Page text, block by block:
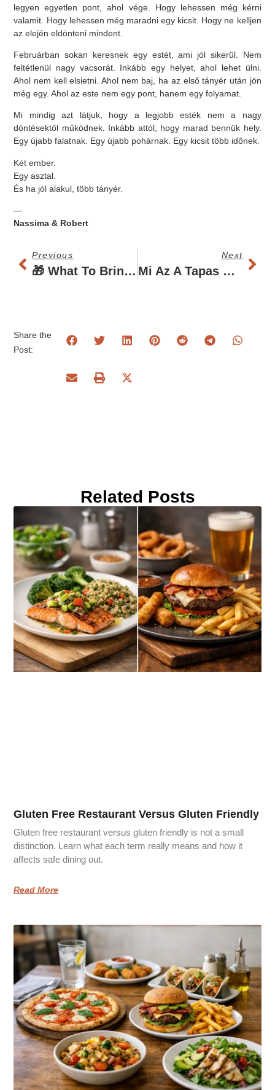
legyen egyetlen pont, ahol vége. Hogy lehessen még kérni
valamit. Hogy lehessen még maradni egy kicsit. Hogy ne kelljen
az elején eldönteni mindent.
Februárban sokan keresnek egy estét, ami jól sikerül. Nem
feltétlenül nagy vacsorát. Inkább egy helyet, ahol lehet ülni.
Ahol nem kell elsietni. Ahol nem baj, ha az első tányér után jön
még egy. Ahol az este nem egy pont, hanem egy folyamat.
Mi mindig azt látjuk, hogy a legjobb esték nem a nagy
döntésektől működnek. Inkább attól, hogy marad bennük hely.
Egy újabb falatnak. Egy újabb pohárnak. Egy kicsit több időnek.
Két ember.
Egy asztal.
És ha jól alakul, több tányér.
—
Nassima & Robert
Previous
🎁 What To Bring Home From Our Culinary Travels?
Next
Mi Az A Tapas Étkezés, És Miért Ennyire Jó?
Share the
Post:
Related Posts
Gluten Free Restaurant Versus Gluten Friendly
Gluten free restaurant versus gluten friendly is not a small
distinction. Learn what each term really means and how it
affects safe dining out.
Read More